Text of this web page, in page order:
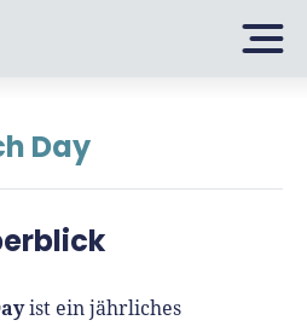
Day
ist ein jährliches